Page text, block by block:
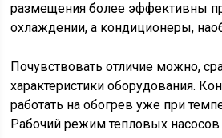
размещения более эффективны
охлаждении, а кондиционеры,
Почувствовать отличие можно,
характеристики оборудования.
работать на обогрев уже при
Рабочий режим тепловых насосов